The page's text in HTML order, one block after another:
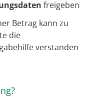
freigeben
Betrag kann zu
die
verstanden